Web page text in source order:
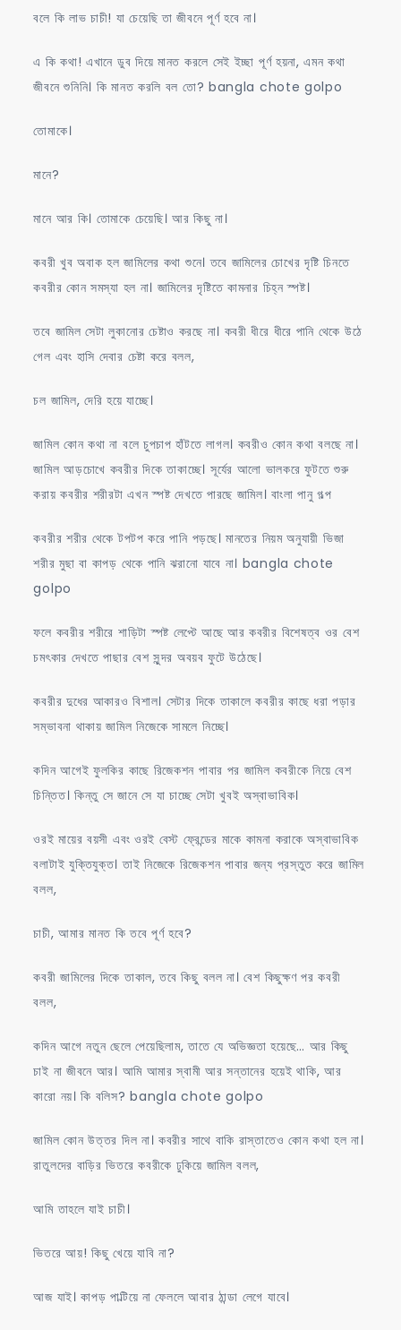
বলে কি লাভ চাচী! যা চেয়েছি তা জীবনে পূর্ণ হবে না।
এ কি কথা! এখানে ডুব দিয়ে মানত করলে সেই ইচ্ছা পূর্ণ হয়না, এমন কথা
জীবনে শুনিনি। কি মানত করলি বল তো? bangla chote golpo
তোমাকে।
মানে?
মানে আর কি। তোমাকে চেয়েছি। আর কিছু না।
কবরী খুব অবাক হল জামিলের কথা শুনে। তবে জামিলের চোখের দৃষ্টি চিনতে
কবরীর কোন সমস্যা হল না। জামিলের দৃষ্টিতে কামনার চিহ্ন স্পষ্ট।
তবে জামিল সেটা লুকানোর চেষ্টাও করছে না। কবরী ধীরে ধীরে পানি থেকে উঠে
গেল এবং হাসি দেবার চেষ্টা করে বলল,
চল জামিল, দেরি হয়ে যাচ্ছে।
জামিল কোন কথা না বলে চুপচাপ হাঁটতে লাগল। কবরীও কোন কথা বলছে না।
জামিল আড়চোখে কবরীর দিকে তাকাচ্ছে। সূর্যের আলো ভালকরে ফুটতে শুরু
করায় কবরীর শরীরটা এখন স্পষ্ট দেখতে পারছে জামিল। বাংলা পানু গল্প
কবরীর শরীর থেকে টপটপ করে পানি পড়ছে। মানতের নিয়ম অনুযায়ী ভিজা
শরীর মুছা বা কাপড় থেকে পানি ঝরানো যাবে না। bangla chote
golpo
ফলে কবরীর শরীরে শাড়িটা স্পষ্ট লেপ্টে আছে আর কবরীর বিশেষত্ব ওর বেশ
চমৎকার দেখতে পাছার বেশ সুন্দর অবয়ব ফুটে উঠেছে।
কবরীর দুধের আকারও বিশাল। সেটার দিকে তাকালে কবরীর কাছে ধরা পড়ার
সম্ভাবনা থাকায় জামিল নিজেকে সামলে নিচ্ছে।
কদিন আগেই ফুলকির কাছে রিজেকশন পাবার পর জামিল কবরীকে নিয়ে বেশ
চিন্তিত। কিন্তু সে জানে সে যা চাচ্ছে সেটা খুবই অস্বাভাবিক।
ওরই মায়ের বয়সী এবং ওরই বেস্ট ফ্রেন্ডের মাকে কামনা করাকে অস্বাভাবিক
বলাটাই যুক্তিযুক্ত। তাই নিজেকে রিজেকশন পাবার জন্য প্রস্তুত করে জামিল
বলল,
চাচী, আমার মানত কি তবে পূর্ণ হবে?
কবরী জামিলের দিকে তাকাল, তবে কিছু বলল না। বেশ কিছুক্ষণ পর কবরী
বলল,
কদিন আগে নতুন ছেলে পেয়েছিলাম, তাতে যে অভিজ্ঞতা হয়েছে… আর কিছু
চাই না জীবনে আর। আমি আমার স্বামী আর সন্তানের হয়েই থাকি, আর
কারো নয়। কি বলিস? bangla chote golpo
জামিল কোন উত্তর দিল না। কবরীর সাথে বাকি রাস্তাতেও কোন কথা হল না।
রাতুলদের বাড়ির ভিতরে কবরীকে ঢুকিয়ে জামিল বলল,
আমি তাহলে যাই চাচী।
ভিতরে আয়! কিছু খেয়ে যাবি না?
আজ যাই। কাপড় পাল্টিয়ে না ফেললে আবার ঠান্ডা লেগে যাবে।